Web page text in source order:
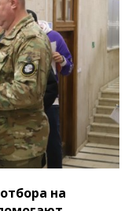
на